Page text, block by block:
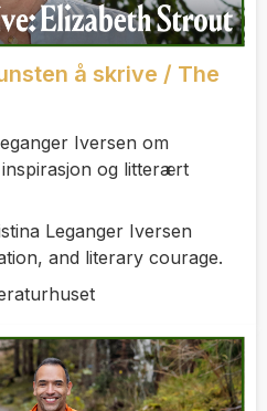
å skrive / The
Iversen om
og litterært
Leganger Iversen
and literary courage.